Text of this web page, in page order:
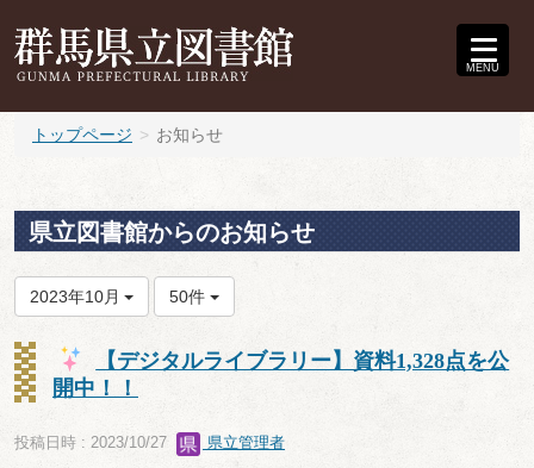
MENU
トップページ お知らせ
県立図書館からのお知らせ
2023年10月 50件
【デジタルライブラリー】資料1,328点を公
開中！！
投稿日時 : 2023/10/27 県立管理者